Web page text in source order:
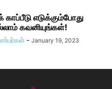
காப்பீடு எடுக்கும்போது
கவனியுங்கள்!
- January 19, 2023